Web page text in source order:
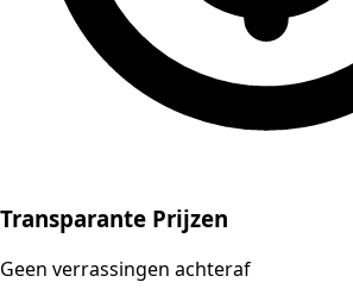
Transparante Prijzen
Geen verrassingen achteraf